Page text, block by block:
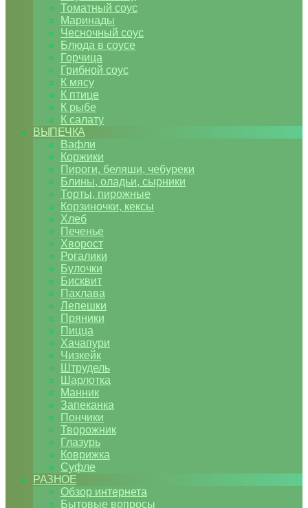
Томатный соус
Маринады
Чесночный соус
Блюда в соусе
Горчица
Грибной соус
К мясу
К птице
К рыбе
К салату
ВЫПЕЧКА
Вафли
Коржики
Пироги, беляши, чебуреки
Блины, оладьи, сырники
Торты, пирожные
Корзиночки, кексы
Хлеб
Печенье
Хворост
Рогалики
Булочки
Бисквит
Пахлава
Лепешки
Пряники
Пицца
Хачапури
Чизкейк
Штрудель
Шарлотка
Манник
Запеканка
Пончики
Творожник
Глазурь
Коврижка
Суфле
РАЗНОЕ
Обзор интернета
Бытовые вопросы